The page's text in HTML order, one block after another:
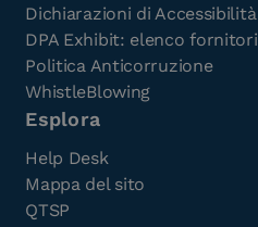
Dichiarazioni di Accessibilità
DPA Exhibit: elenco fornitori
Politica Anticorruzione
WhistleBlowing
Esplora
Help Desk
Mappa del sito
QTSP